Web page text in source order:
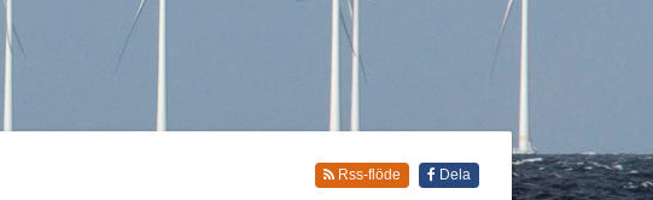
Dela
Rss-flöde